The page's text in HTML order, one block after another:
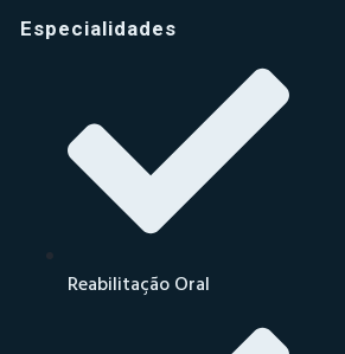
Especialidades
Reabilitação Oral